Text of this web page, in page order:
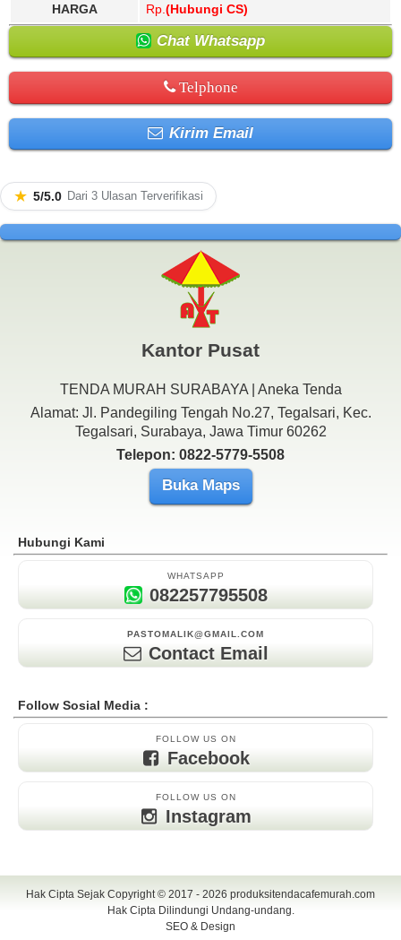
HARGA Rp. (Hubungi CS)
Chat Whatsapp
Telphone
Kirim Email
★ 5/5.0 Dari 3 Ulasan Terverifikasi
Kantor Pusat
TENDA MURAH SURABAYA | Aneka Tenda
Alamat: Jl. Pandegiling Tengah No.27, Tegalsari, Kec.
Tegalsari, Surabaya, Jawa Timur 60262
Telepon: 0822-5779-5508
Buka Maps
Hubungi Kami
WHATSAPP
082257795508
PASTOMALIK@GMAIL.COM
Contact Email
Follow Sosial Media :
FOLLOW US ON
Facebook
FOLLOW US ON
Instagram
Hak Cipta Sejak Copyright © 2017 - 2026 produksitendacafemurah.com
Hak Cipta Dilindungi Undang-undang.
SEO & Design